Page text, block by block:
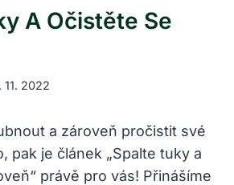
A Očistěte Se
11. 2022
a zároveň pročistit své
pak je článek „Spalte tuky a
právě pro vás! Přinášíme